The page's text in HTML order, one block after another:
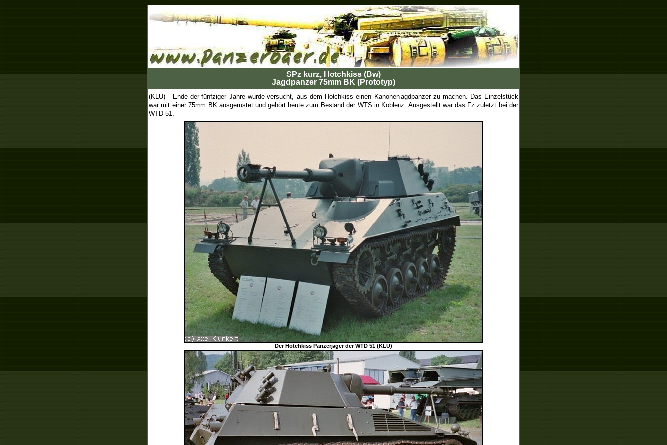
SPz kurz, Hotchkiss (Bw)
Jagdpanzer 75mm BK (Prototyp)
(KLU) - Ende der fünfziger Jahre wurde versucht, aus dem Hotchkiss einen Kanonenjagdpanzer zu machen. Das Einzelstück
war mit einer 75mm BK ausgerüstet und gehört heute zum Bestand der WTS in Koblenz. Ausgestellt war das Fz zuletzt bei der
WTD 51.
Der Hotchkiss Panzerjäger der WTD 51 (KLU)